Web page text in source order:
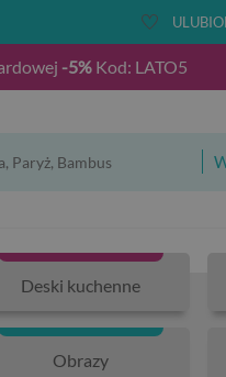
-5%Kod: LATO5
Deski kuchenne
Obrazy